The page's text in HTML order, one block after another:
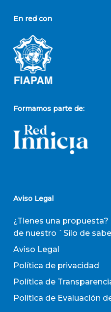
En red con
Formamos parte de:
Aviso Legal
¿Tienes una
de nuestro `Silo de
Aviso Legal
Política de privacidad
Política de
Política de Evaluación